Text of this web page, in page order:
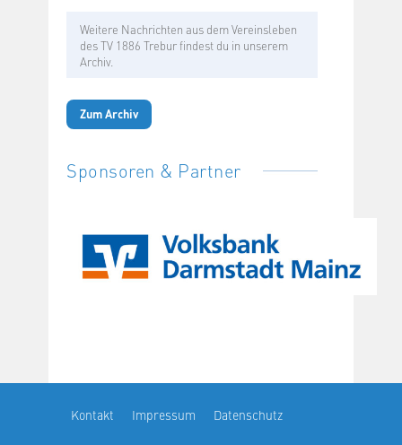
Weitere Nachrichten aus dem Vereinsleben
des TV 1886 Trebur findest du in unserem
Archiv.
Zum Archiv
Sponsoren & Partner
Kontakt Impressum Datenschutz